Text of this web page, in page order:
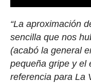
“La aproximación
sencilla que nos
(acabó la general
pequeña gripe y el
referencia para La